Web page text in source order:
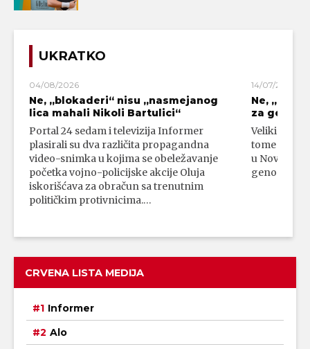
UKRATKO
04/08/2026
Ne, „blokaderi“ nisu „nasmejanog
lica mahali Nikoli Bartulici“
Portal 24 sedam i televizija Informer
plasirali su dva različita propagandna
video-snimka u kojima se obeležavanje
početka vojno-policijske akcije Oluja
iskorišćava za obračun sa trenutnim
političkim protivnicima.…
14/07/2026
Ne,
za
Veliki broj
tome da su
u Novom
genocidni
CRVENA LISTA MEDIJA
Informer
Alo